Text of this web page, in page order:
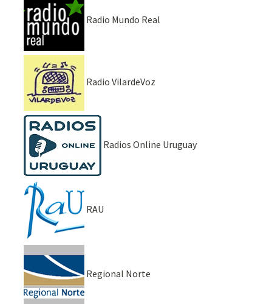
Radio Mundo Real
Radio VilardeVoz
Radios Online Uruguay
RAU
Regional Norte